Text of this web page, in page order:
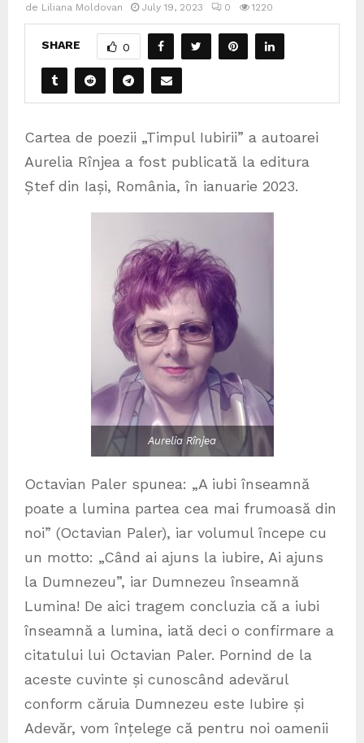
de Liliana Moldovan July 19, 2023 0 1220
SHARE 0
Cartea de poezii „Timpul Iubirii” a autoarei
Aurelia Rînjea a fost publicată la editura
Ștef din Iași, România, în ianuarie 2023.
Aurelia Rînjea
Octavian Paler spunea: „A iubi înseamnă
poate a lumina partea cea mai frumoasă din
noi” (Octavian Paler), iar volumul începe cu
un motto: „Când ai ajuns la iubire, Ai ajuns
la Dumnezeu”, iar Dumnezeu înseamnă
Lumina! De aici tragem concluzia că a iubi
înseamnă a lumina, iată deci o confirmare a
citatului lui Octavian Paler. Pornind de la
aceste cuvinte și cunoscând adevărul
conform căruia Dumnezeu este Iubire și
Adevăr, vom înțelege că pentru noi oamenii